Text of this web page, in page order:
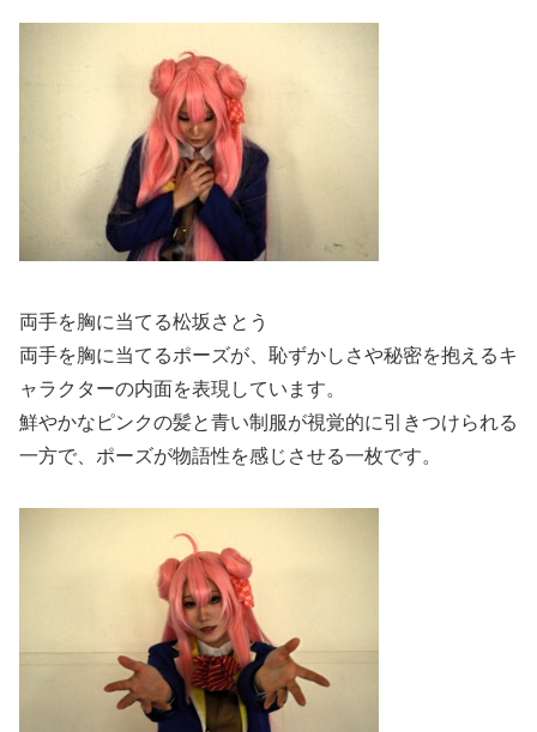
両手を胸に当てる松坂さとう
両手を胸に当てるポーズが、恥ずかしさや秘密を抱えるキ
ャラクターの内面を表現しています。
鮮やかなピンクの髪と青い制服が視覚的に引きつけられる
一方で、ポーズが物語性を感じさせる一枚です。